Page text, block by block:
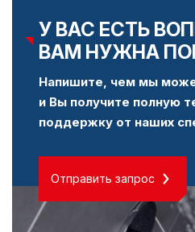
У ВАС ЕСТЬ
ВАМ НУЖНА
Напишите, чем мы
и Вы получите полную
поддержку от наших
Отправить запрос